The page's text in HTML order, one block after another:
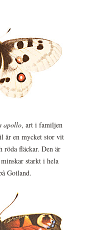
apollo, art i familjen
är en mycket stor vit
röda fläckar. Den är
starkt i hela
Gotland.